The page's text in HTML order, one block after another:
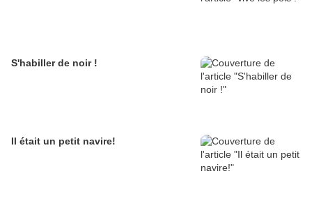
S'habiller de noir !
Il était un petit navire!